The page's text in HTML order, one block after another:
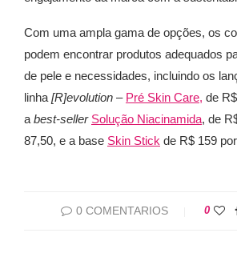
Com uma ampla gama de opções, os
podem encontrar produtos adequados
de pele e necessidades, incluindo os
linha [R]evolution – Pré Skin Care, de
a best-seller Solução Niacinamida, de
87,50, e a base Skin Stick de R$ 159
0 COMENTARIOS 0